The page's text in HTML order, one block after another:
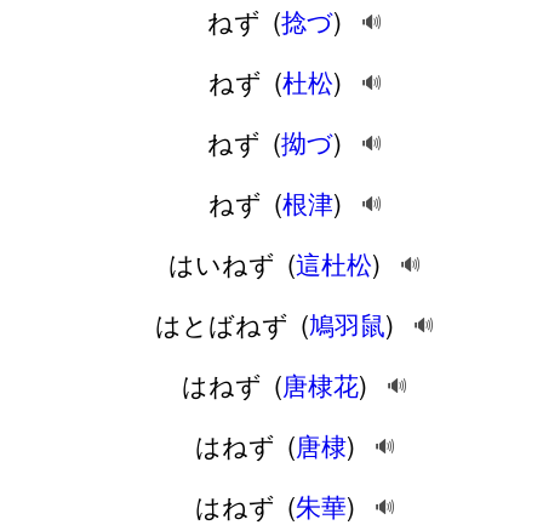
ねず (捻づ) 🔊
ねず (杜松) 🔊
ねず (拗づ) 🔊
ねず (根津) 🔊
はいねず (這杜松) 🔊
はとばねず (鳩羽鼠) 🔊
はねず (唐棣花) 🔊
はねず (唐棣) 🔊
はねず (朱華) 🔊